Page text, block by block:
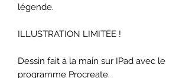
légende.
ILLUSTRATION LIMITÉE !
Dessin fait à la main sur IPad avec le
programme Procreate.